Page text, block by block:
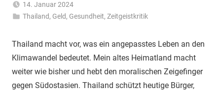
14. Januar 2024
Matt
Thailand, Geld, Gesundheit,Zeitgeistkritik
Thailand macht vor, was ein angepasstes Leben an den
Klimawandel bedeutet. Mein altes Heimatland macht
weiter wie bisher und hebt den moralischen Zeigefinger
gegen Südostasien. Thailand schützt heutige Bürger,